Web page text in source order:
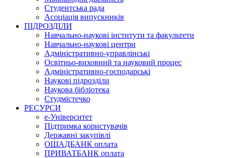
Студентська рада
Асоціація випускників
ПІДРОЗДІЛИ
Навчально-наукові інститути та факультети
Навчально-наукові центри
Адміністративно-управлінські
Освітньо-виховний та науковий процес
Адміністративно-господарські
Наукові підрозділи
Наукова бібліотека
Студмістечко
РЕСУРСИ
е-Університет
Підтримка користувачів
Державні закупівлі
ОЩАДБАНК оплата
ПРИВАТБАНК оплата